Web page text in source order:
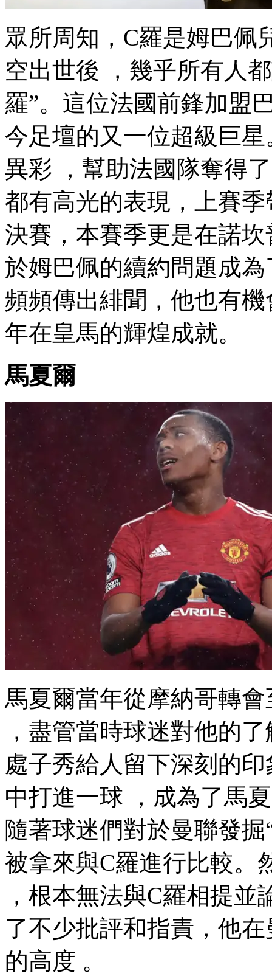
眾所周知，C羅是姆巴
空出世後 ，幾乎所有
羅”。這位法國前鋒加盟
今足壇的又一位超級巨星 
異彩  ，幫助法國隊奪得了
都有高光的表現，上
決賽，本賽季更是在諾坎
於姆巴佩的續約問題成為了
頻頻傳出緋聞，他也有
年在皇馬的輝煌成就。
馬夏爾
馬夏爾當年從摩納哥轉會
，盡管當時球迷對他的
處子秀給人留下深刻的印
中打進一球  ，成為了馬
隨著球迷們對於曼聯發掘“
被拿來與C羅進行比較 
，根本無法與C羅相提並
了不少批評和指責，
的高度 。